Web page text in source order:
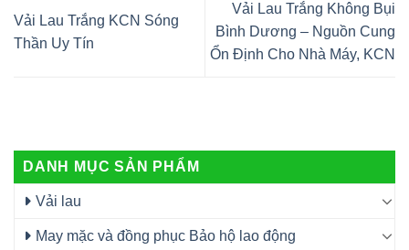
Vải Lau Trắng KCN Sóng
Thần Uy Tín
Vải Lau Trắng Không Bụi
Bình Dương – Nguồn Cung
Ổn Định Cho Nhà Máy, KCN
DANH MỤC SẢN PHẨM
Vải lau
May mặc và đồng phục Bảo hộ lao động